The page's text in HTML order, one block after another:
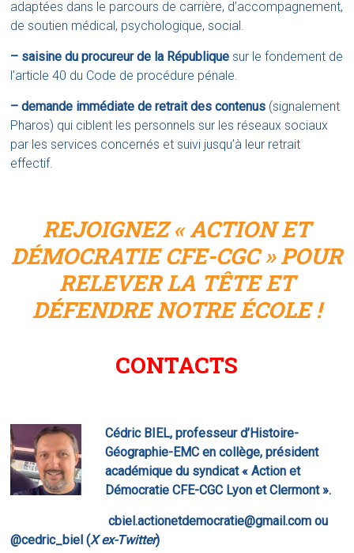
adaptées dans le parcours de carrière, d’accompagnement,
de soutien médical, psychologique, social.
– saisine du procureur de la République sur le fondement de
l’article 40 du Code de procédure pénale.
– demande immédiate de retrait des contenus (signalement
Pharos) qui ciblent les personnels sur les réseaux sociaux
par les services concernés et suivi jusqu’à leur retrait
effectif.
REJOIGNEZ « ACTION ET
DÉMOCRATIE CFE-CGC » POUR
RELEVER LA TÊTE ET
DÉFENDRE NOTRE ÉCOLE !
CONTACTS
Cédric BIEL, professeur d’Histoire-
Géographie-EMC en collège, président
académique du syndicat « Action et
Démocratie CFE-CGC Lyon et Clermont ».
cbiel.actionetdemocratie@gmail.com ou
@cedric_biel(X ex-Twitter)